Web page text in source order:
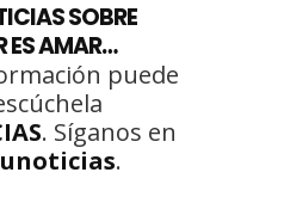
SOBRE
ES AMAR…
puede
. Síganos en
.